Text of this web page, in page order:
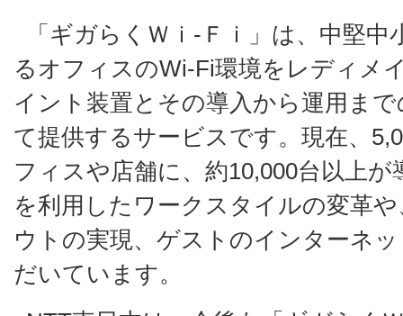
「ギガらくＷｉ-Ｆｉ」は、中堅
るオフィスのWi-Fi環境をレディメ
イント装置とその導入から運用ま
て提供するサービスです。現在、
フィスや店舗に、約10,000台以上
を利用したワークスタイルの変革
ウトの実現、ゲストのインターネ
だいています。